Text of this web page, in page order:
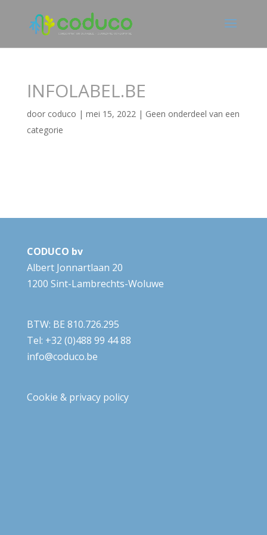
INFOLABEL.BE
door coduco | mei 15, 2022| Geen onderdeel van een
categorie
CODUCO bv
Albert Jonnartlaan 20
1200 Sint-Lambrechts-Woluwe
BTW: BE 810.726.295
Tel: +32 (0)488 99 44 88
info@coduco.be
Cookie & privacy policy